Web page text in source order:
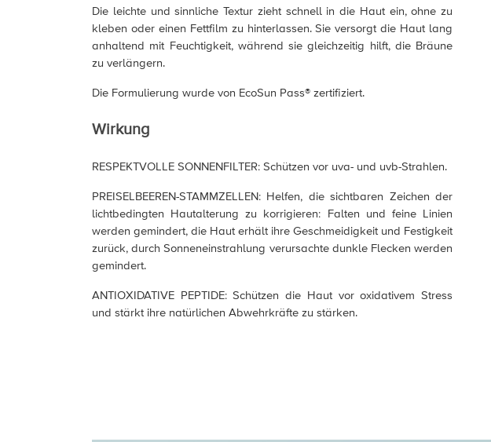
Die leichte und sinnliche Textur zieht schnell in die Haut ein, ohne zu
kleben oder einen Fettfilm zu hinterlassen. Sie versorgt die Haut lang
anhaltend mit Feuchtigkeit, während sie gleichzeitig hilft, die Bräune
zu verlängern.
Die Formulierung wurde von EcoSun Pass® zertifiziert.
Wirkung
RESPEKTVOLLE SONNENFILTER: Schützen vor uva- und uvb-Strahlen.
PREISELBEEREN-STAMMZELLEN: Helfen, die sichtbaren Zeichen der
lichtbedingten Hautalterung zu korrigieren: Falten und feine Linien
werden gemindert, die Haut erhält ihre Geschmeidigkeit und Festigkeit
zurück, durch Sonneneinstrahlung verursachte dunkle Flecken werden
gemindert.
ANTIOXIDATIVE PEPTIDE: Schützen die Haut vor oxidativem Stress
und stärkt ihre natürlichen Abwehrkräfte zu stärken.